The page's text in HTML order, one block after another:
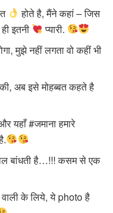
होते है, मैंने कहां – जिस
इतनी
प्यारी.
मुझे नहीं लगता वो कहीं भी
अब इसे मोहब्बत कहते है
यहाँ #जमाना हमारे
बांधती है…!!! कसम से एक
के लिये, ये photo है